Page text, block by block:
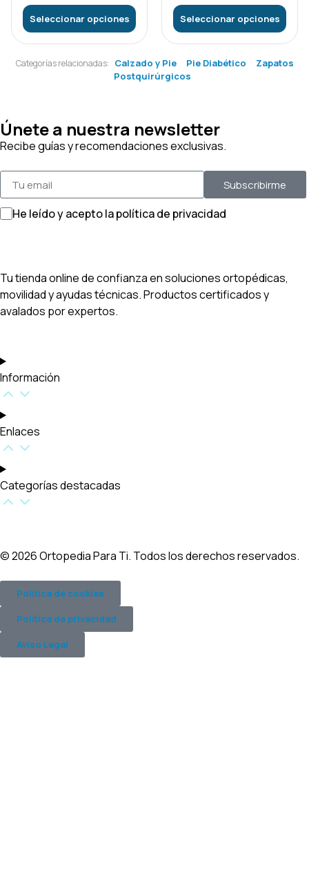
Seleccionar opciones Seleccionar opciones
Categorías relacionadas: Calzado y Pie Pie Diabético
Zapatos
Postquirúrgicos
Únete a nuestra newsletter
Recibe guías y recomendaciones exclusivas.
He leído y acepto la política de privacidad
Subscribirme
Tu tienda online de confianza en soluciones ortopédicas,
movilidad y ayudas técnicas. Productos certificados y
avalados por expertos.
Información
Enlaces
Categorías destacadas​
© 2026 Ortopedia Para Ti. Todos los derechos reservados.
Política de cookies
Política de privacidad
Aviso Legal